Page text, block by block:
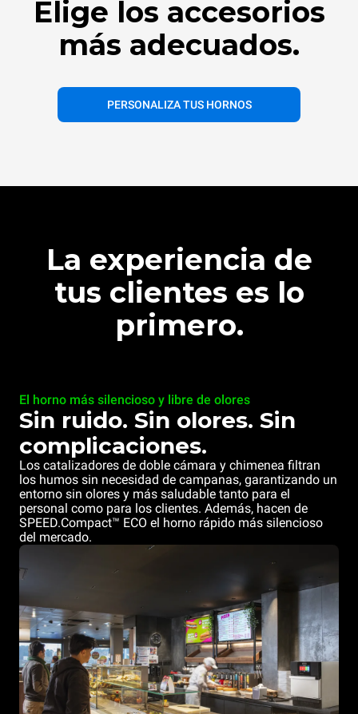
Elige los accesorios
más adecuados.
PERSONALIZA TUS HORNOS
La experiencia de
tus clientes es lo
primero.
El horno más silencioso y libre de olores
Sin ruido. Sin olores. Sin
complicaciones.
Los catalizadores de doble cámara y chimenea filtran
los humos sin necesidad de campanas, garantizando un
entorno sin olores y más saludable tanto para el
personal como para los clientes. Además, hacen de
SPEED.Compact™ ECO el horno rápido más silencioso
del mercado.